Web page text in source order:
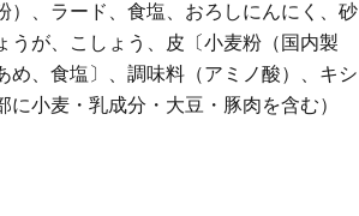
）、ラード、食塩、おろしにんにく、砂
うが、こしょう、皮〔小麦粉（国内製
め、食塩〕、調味料（アミノ酸）、キシ
小麦・乳成分・大豆・豚肉を含む）